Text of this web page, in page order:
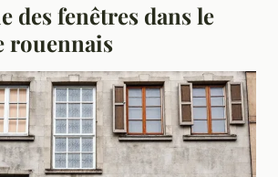
des fenêtres dans le
rouennais